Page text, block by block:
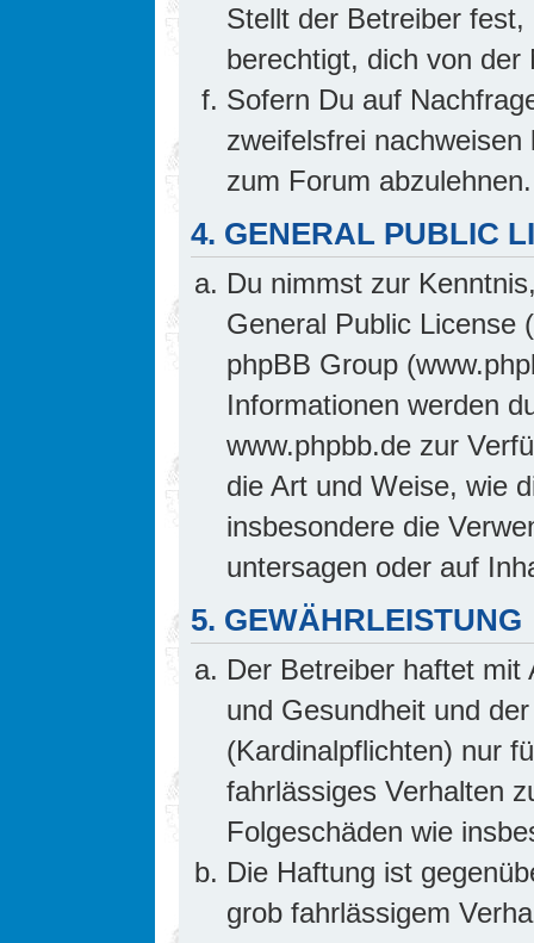
Stellt der Betreiber
berechtigt, dich von
Sofern Du auf
zweifelsfrei
zum Forum abzulehnen.
4. GENERAL PUBLIC
Du nimmst zur
General Public License
phpBB Group
Informationen werden
www.phpbb.de zur
die Art und Weise, wie
insbesondere die
untersagen oder auf
5. GEWÄHRLEISTUNG
Der Betreiber haftet mit
und Gesundheit und
(Kardinalpflichten) nur
fahrlässiges Verhalten
Folgeschäden wie
Die Haftung ist
grob fahrlässigem